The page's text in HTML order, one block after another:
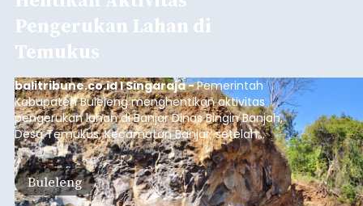
Pengerukan Lahan di
Temukus
balitribune.co.id I Singaraja -Pemerintah
Kabupaten Buleleng menghentikan aktivitas
pengerukan lahan di Banjar Dinas Bingin Banjah,
Desa Temukus, Kecamatan Banjar, setelah
ditemukan indikasi kegiatan pengambilan
material yang tidak sesuai dengan peruntukan
kawasan.
Buleleng